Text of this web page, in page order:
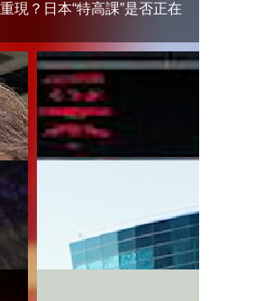
現？日本“特高課”是否正在